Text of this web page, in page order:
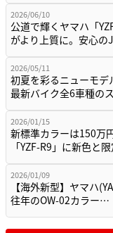
2026/06/10
公道で輝くヤマハ「
がより上質に。安心の
2026/05/11
初夏を彩るニューモ
最新バイク全6車種の
2026/01/15
新標準カラーは150万
「YZF-R9」に新色と
2026/01/09
【海外新型】ヤマハ
往年のOW-02カラー…